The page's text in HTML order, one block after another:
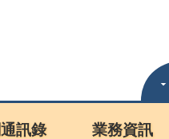
訊錄 業務資訊